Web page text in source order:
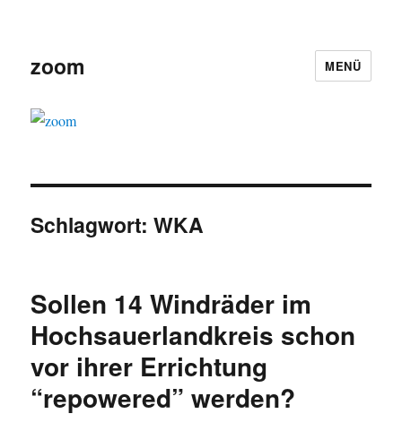
zoom MENÜ
Schlagwort:WKA
Sollen 14 Windräder im
Hochsauerlandkreis schon
vor ihrer Errichtung
“repowered” werden?